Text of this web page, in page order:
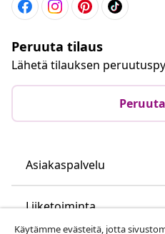
Peruuta tilaus
Lähetä tilauksen
Asiakaspalvelu
Liiketoiminta
Käytämme evästeitä, jotta